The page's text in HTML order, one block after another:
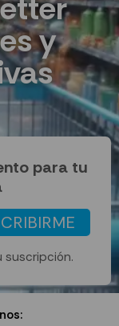
y
para tu
suscripción.